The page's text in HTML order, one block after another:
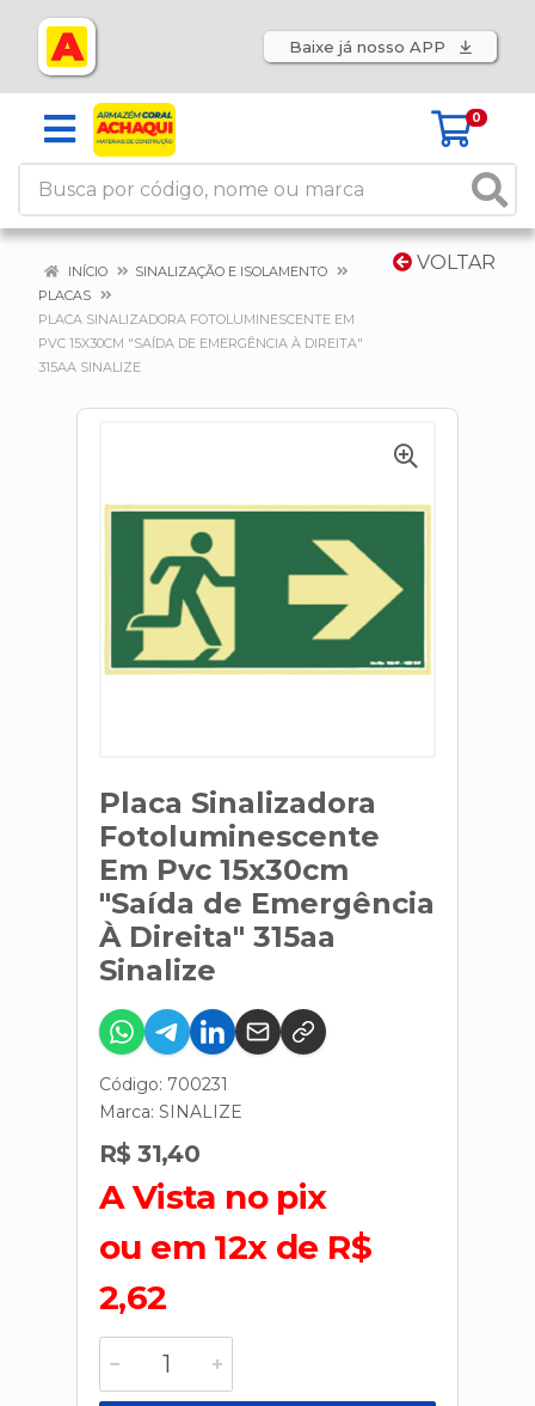
Baixe já nosso APP
0
VOLTAR
INÍCIO
SINALIZAÇÃO E ISOLAMENTO
PLACAS
PLACA SINALIZADORA FOTOLUMINESCENTE EM
PVC 15X30CM "SAÍDA DE EMERGÊNCIA À DIREITA"
315AA SINALIZE
Placa Sinalizadora
Fotoluminescente
Em Pvc 15x30cm
"Saída de Emergência
À Direita" 315aa
Sinalize
Código: 700231
Marca: SINALIZE
R$ 31,40
A Vista no pix
ou em 12x de R$
2,62